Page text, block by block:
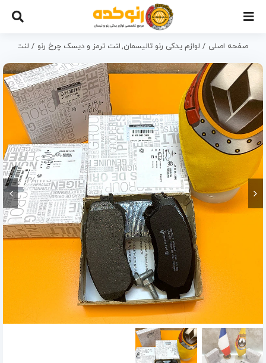
صفحه اصلی لوازم یدکی رنو تالیسمان لنت ترمز و دیسک چرخ رنو لنت جلو